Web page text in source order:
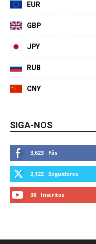
EUR
GBP
JPY
RUB
CNY
SIGA-NOS
3,623 Fãs
2,122 Seguidores
38 Inscritos